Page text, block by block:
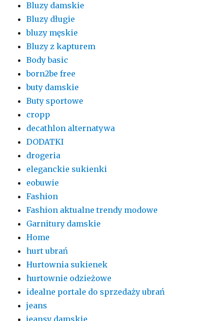
Bluzy damskie
Bluzy długie
bluzy męskie
Bluzy z kapturem
Body basic
born2be free
buty damskie
Buty sportowe
cropp
decathlon alternatywa
DODATKI
drogeria
eleganckie sukienki
eobuwie
Fashion
Fashion aktualne trendy modowe
Garnitury damskie
Home
hurt ubrań
Hurtownia sukienek
hurtownie odzieżowe
idealne portale do sprzedaży ubrań
jeans